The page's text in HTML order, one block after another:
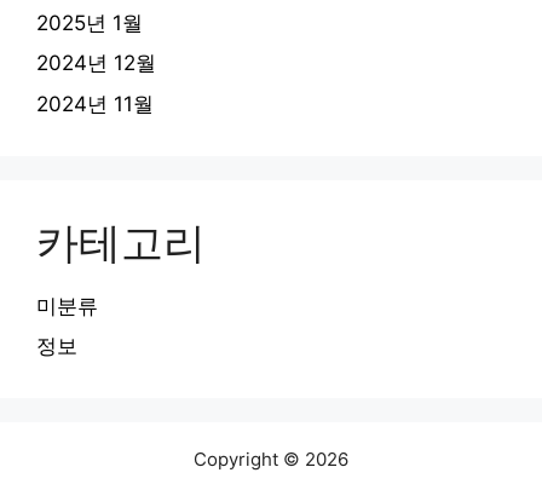
2025년 1월
2024년 12월
2024년 11월
카테고리
미분류
정보
Copyright © 2026